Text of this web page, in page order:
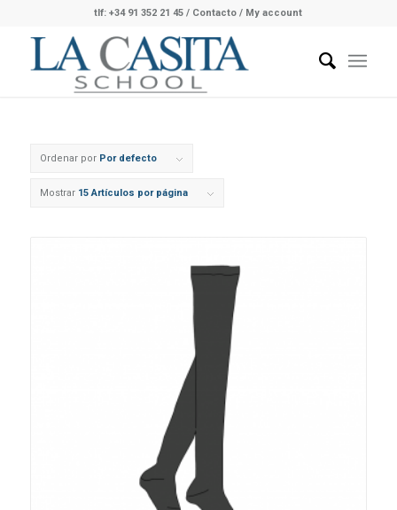
tlf: +34 91 352 21 45 / Contacto/ My account
Ordenar por Por defecto
Mostrar 15 Artículos por página